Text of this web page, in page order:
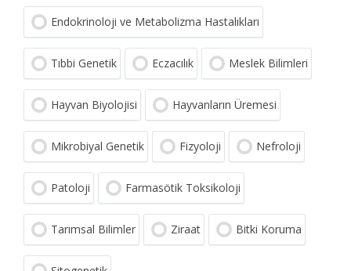
Endokrinoloji ve Metabolizma Hastalıkları
Tıbbi Genetik Eczacılık Meslek Bilimleri
Hayvan Biyolojisi Hayvanların Üremesi
Mikrobiyal Genetik Fizyoloji Nefroloji
Patoloji Farmasötik Toksikoloji
Tarımsal Bilimler Ziraat Bitki Koruma